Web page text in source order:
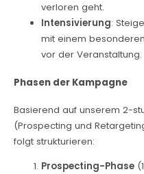
verloren geht.
Intensivierung:
mit einem
vor der Veranstaltung.
Phasen der Kampagne
Basierend auf unserem 2-
(Prospecting und
folgt strukturieren:
Prospecting-Phase